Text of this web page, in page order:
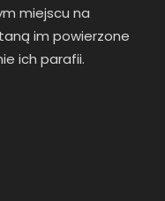
miejscu na
im powierzone
ich parafii.